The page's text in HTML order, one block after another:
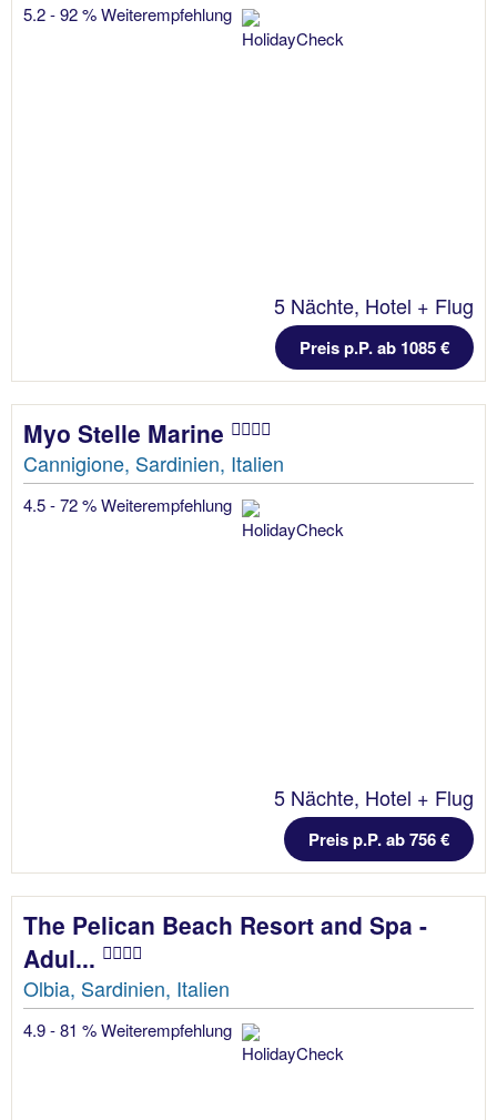
5.2 - 92 % Weiterempfehlung
5 Nächte, Hotel + Flug
Preis p.P. ab 1085 €
Myo Stelle Marine
Cannigione, Sardinien, Italien
4.5 - 72 % Weiterempfehlung
5 Nächte, Hotel + Flug
Preis p.P. ab 756 €
The Pelican Beach Resort and Spa -
Adul...
Olbia, Sardinien, Italien
4.9 - 81 % Weiterempfehlung